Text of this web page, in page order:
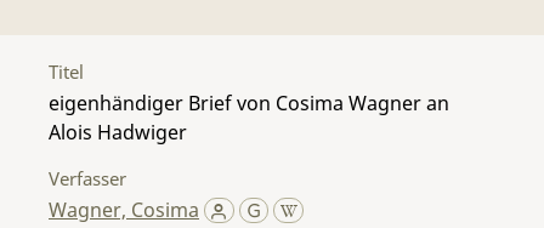
Titel
eigenhändiger Brief von Cosima Wagner an
Alois Hadwiger
Verfasser
Wagner, Cosima